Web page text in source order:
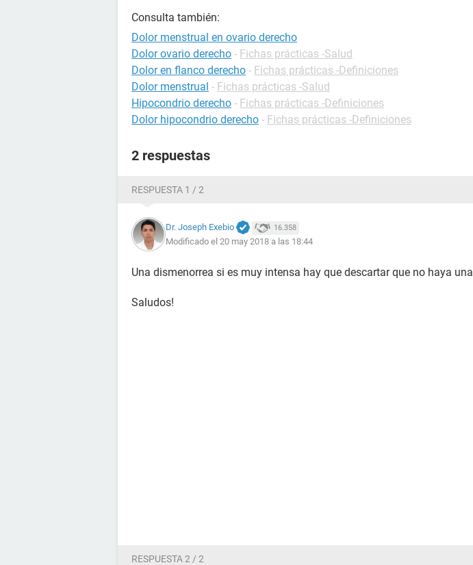
Consulta también:
Dolor menstrual en ovario derecho
Dolor ovario derecho - Fichas prácticas -Salud
Dolor en flanco derecho - Fichas prácticas -Definiciones
Dolor menstrual - Fichas prácticas -Salud
Hipocondrio derecho - Fichas prácticas -Definiciones
Dolor hipocondrio derecho - Fichas prácticas -Definiciones
2 respuestas
RESPUESTA 1 / 2
Dr. Joseph Exebio 16.358
Modificado el 20 may 2018 a las 18:44
Una dismenorrea si es muy intensa hay que descartar que no haya una
Saludos!
RESPUESTA 2 / 2